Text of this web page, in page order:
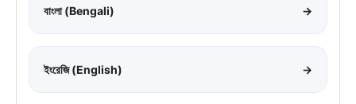
বাংলা (Bengali) →
ইংরেজি (English) →